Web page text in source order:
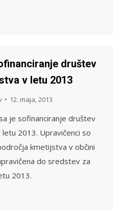
društev
v letu 2013
12. maja, 2013
je sofinanciranje društev
2013. Upravičenci so
kmetijstva v občini
do sredstev za
2013.